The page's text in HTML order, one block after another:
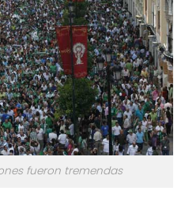
fueron tremendas